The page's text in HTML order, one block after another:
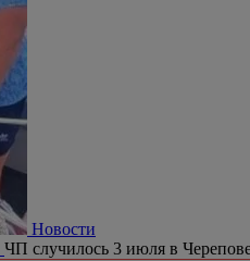
Новости
ЧП случилось 3 июля в